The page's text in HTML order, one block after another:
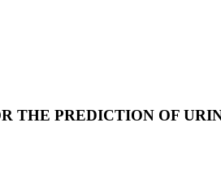
THE PREDICTION OF